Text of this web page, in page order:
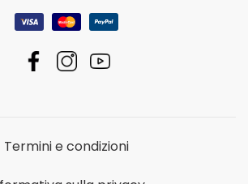
Termini e condizioni